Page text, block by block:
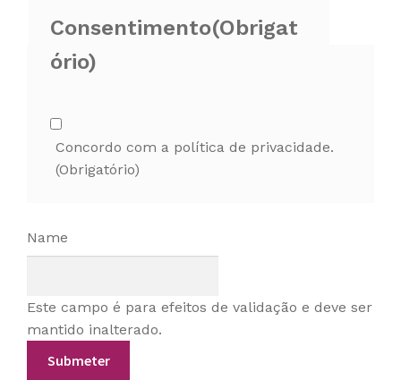
Consentimento(Obrigat
ório)
Concordo com a política de privacidade.
(Obrigatório)
Name
Este campo é para efeitos de validação e deve ser
mantido inalterado.